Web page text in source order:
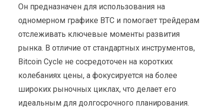
Он предназначен для использования на
одномерном графике BTC и помогает трейдерам
отслеживать ключевые моменты развития
рынка. В отличие от стандартных инструментов,
Bitcoin Cycle не сосредоточен на коротких
колебаниях цены, а фокусируется на более
широких рыночных циклах, что делает его
идеальным для долгосрочного планирования.